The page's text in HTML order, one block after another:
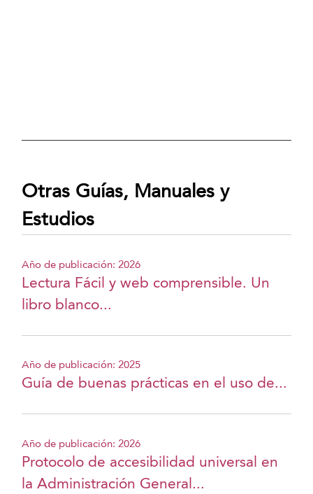
Otras Guías, Manuales y
Estudios
Año de publicación: 2026
Lectura Fácil y web comprensible. Un
libro blanco...
Año de publicación: 2025
Guía de buenas prácticas en el uso de...
Año de publicación: 2026
Protocolo de accesibilidad universal en
la Administración General...